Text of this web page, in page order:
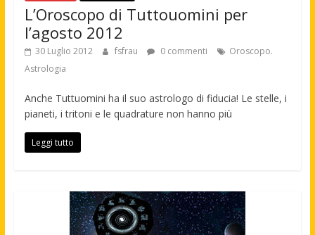
L’Oroscopo di Tuttouomini per
l’agosto 2012
30 Luglio 2012 fsfrau 0 commenti
Oroscopo.
Astrologia
Anche Tuttuomini ha il suo astrologo di fiducia! Le stelle, i
pianeti, i tritoni e le quadrature non hanno più
Leggi tutto